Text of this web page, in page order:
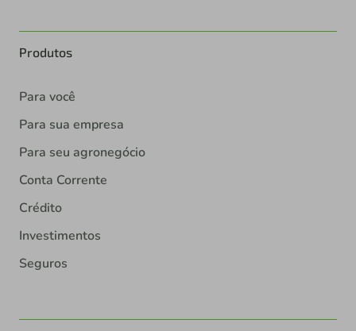
Produtos
Para você
Para sua empresa
Para seu agronegócio
Conta Corrente
Crédito
Investimentos
Seguros